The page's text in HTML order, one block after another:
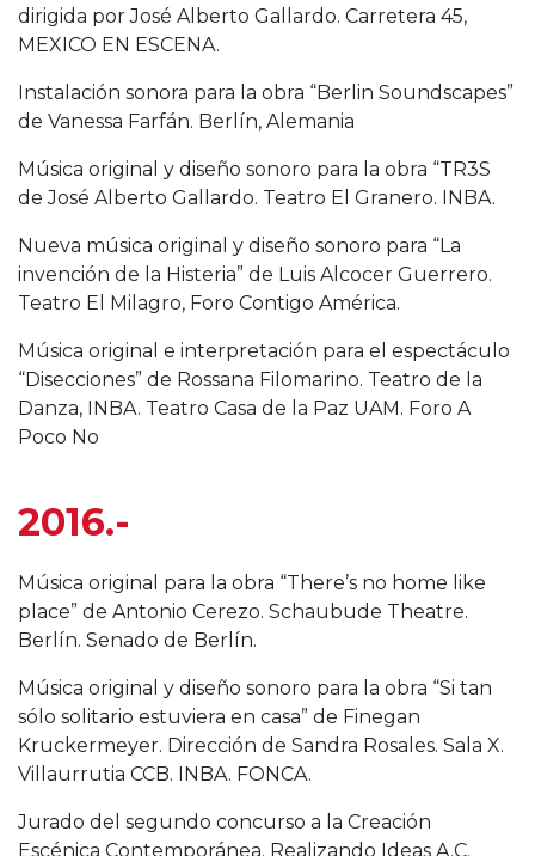
dirigida por José Alberto Gallardo. Carretera 45,
MEXICO EN ESCENA.
Instalación sonora para la obra “Berlin Soundscapes”
de Vanessa Farfán. Berlín, Alemania
Música original y diseño sonoro para la obra “TR3S
de José Alberto Gallardo. Teatro El Granero. INBA.
Nueva música original y diseño sonoro para “La
invención de la Histeria” de Luis Alcocer Guerrero.
Teatro El Milagro, Foro Contigo América.
Música original e interpretación para el espectáculo
“Disecciones” de Rossana Filomarino. Teatro de la
Danza, INBA. Teatro Casa de la Paz UAM. Foro A
Poco No
2016.-
Música original para la obra “There’s no home like
place” de Antonio Cerezo. Schaubude Theatre.
Berlín. Senado de Berlín.
Música original y diseño sonoro para la obra “Si tan
sólo solitario estuviera en casa” de Finegan
Kruckermeyer. Dirección de Sandra Rosales. Sala X.
Villaurrutia CCB. INBA. FONCA.
Jurado del segundo concurso a la Creación
Escénica Contemporánea. Realizando Ideas A.C.